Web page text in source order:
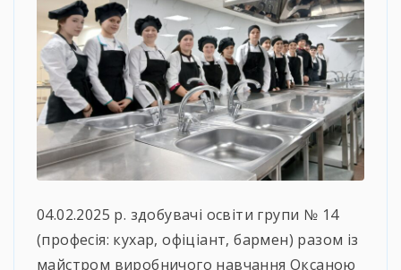
04.02.2025 р. здобувачі освіти групи № 14
(професія: кухар, офіціант, бармен) разом із
майстром виробничого навчання Оксаною